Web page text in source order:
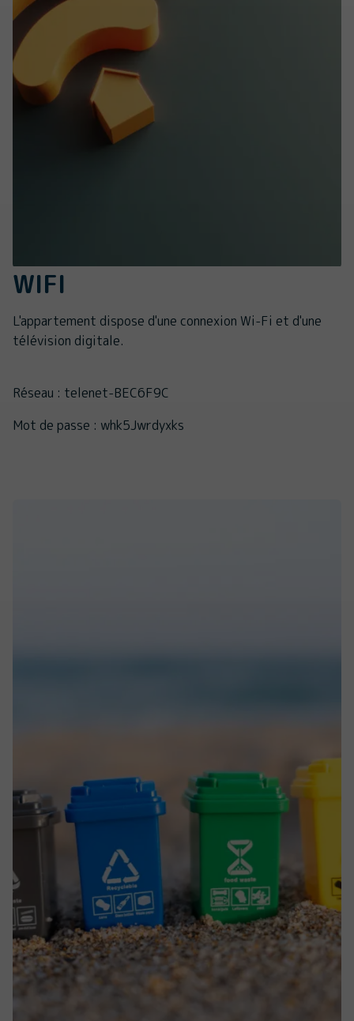
WIFI
L'appartement dispose d'une connexion Wi-Fi et d'une
télévision digitale.
Réseau : telenet-BEC6F9C
Mot de passe : whk5Jwrdyxks